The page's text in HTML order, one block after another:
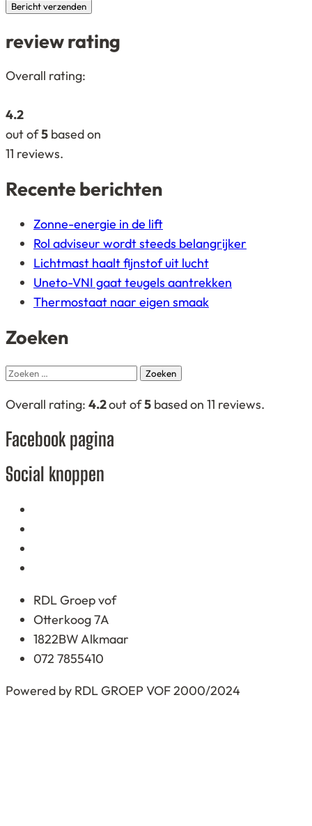
Bericht verzenden
review rating
4,2
based
on
12.345
Overall rating:
4.2
out of5 based on
11 reviews.
Recente berichten
Zonne-energie in de lift
Rol adviseur wordt steeds belangrijker
Lichtmast haalt fijnstof uit lucht
Uneto-VNI gaat teugels aantrekken
Thermostaat naar eigen smaak
Zoeken
Zoeken
4,2
based
on
12.345
Overall rating: 4.2out of5 based on 11 reviews.
Facebook pagina
Social knoppen
RDL Groep vof
Otterkoog 7A
1822BW Alkmaar
072 7855410
Powered by RDL GROEP VOF 2000/2024